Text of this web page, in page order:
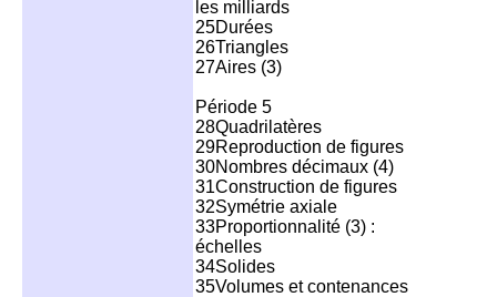
les milliards
25Durées
26Triangles
27Aires (3)
Période 5
28Quadrilatères
29Reproduction de figures
30Nombres décimaux (4)
31Construction de figures
32Symétrie axiale
33Proportionnalité (3) :
échelles
34Solides
35Volumes et contenances